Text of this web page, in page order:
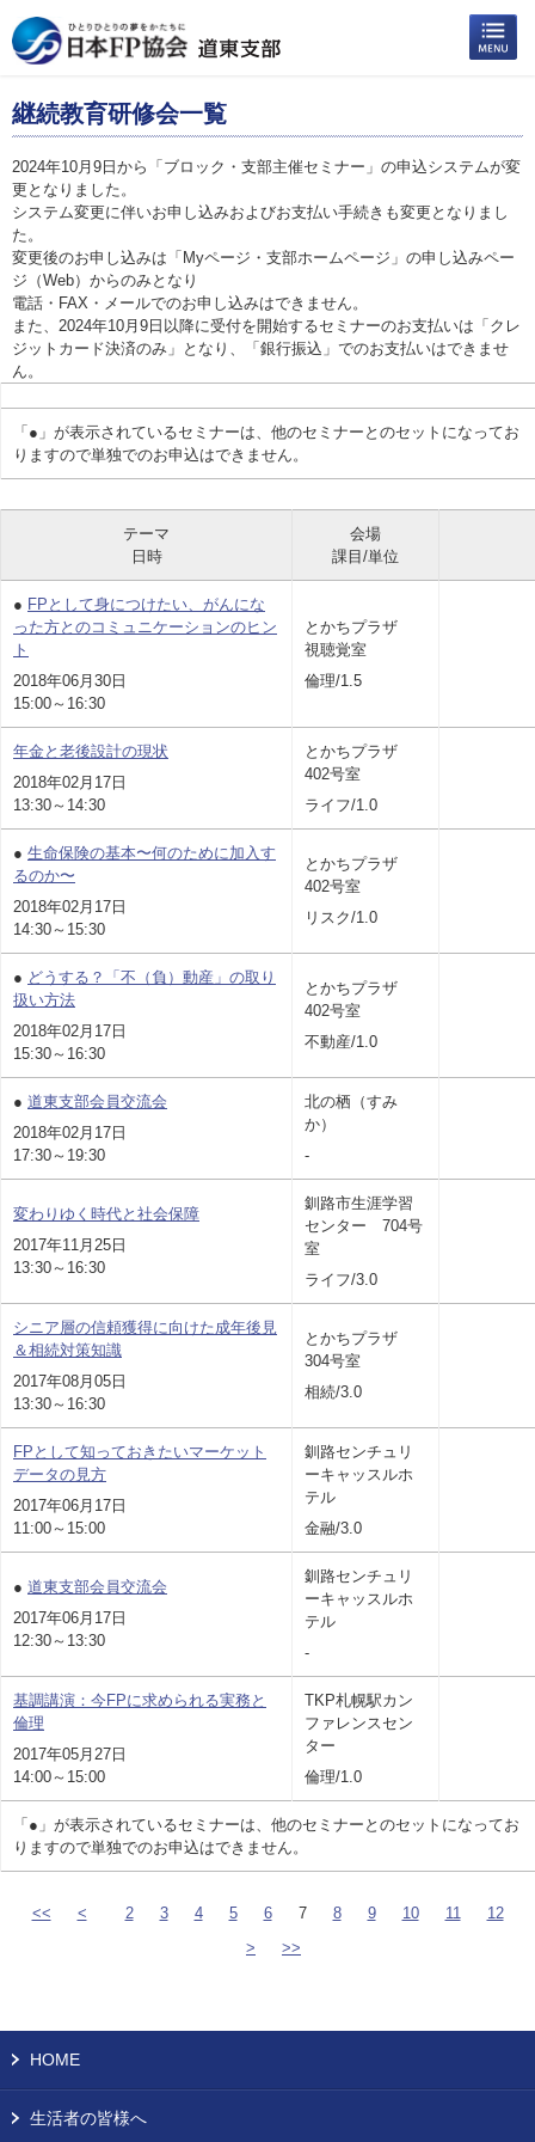
継続教育研修会一覧
2024年10月9日から「ブロック・支部主催セミナー」の申込システムが変
更となりました。
システム変更に伴いお申し込みおよびお支払い手続きも変更となりまし
た。
変更後のお申し込みは「Myページ・支部ホームページ」の申し込みペー
ジ（Web）からのみとなり
電話・FAX・メールでのお申し込みはできません。
また、2024年10月9日以降に受付を開始するセミナーのお支払いは「クレ
ジットカード決済のみ」となり、「銀行振込」でのお支払いはできませ
ん。
「●」が表示されているセミナーは、他のセミナーとのセットになってお
りますので単独でのお申込はできません。
「●」が表示されているセミナーは、他のセミナーとのセットになってお
りますので単独でのお申込はできません。
テーマ
日時
会場
課目/単位
● FPとして身につけたい、がんにな
った方とのコミュニケーションのヒン
ト
2018年06月30日
15:00～16:30
とかちプラザ
視聴覚室
倫理/1.5
年金と老後設計の現状
2018年02月17日
13:30～14:30
とかちプラザ
402号室
ライフ/1.0
● 生命保険の基本〜何のために加入す
るのか〜
2018年02月17日
14:30～15:30
とかちプラザ
402号室
リスク/1.0
● どうする？「不（負）動産」の取り
扱い方法
2018年02月17日
15:30～16:30
とかちプラザ
402号室
不動産/1.0
● 道東支部会員交流会
2018年02月17日
17:30～19:30
北の栖（すみ
か）
-
変わりゆく時代と社会保障
2017年11月25日
13:30～16:30
釧路市生涯学習
センター 704号
室
ライフ/3.0
シニア層の信頼獲得に向けた成年後見
＆相続対策知識
2017年08月05日
13:30～16:30
とかちプラザ
304号室
相続/3.0
FPとして知っておきたいマーケット
データの見方
2017年06月17日
11:00～15:00
釧路センチュリ
ーキャッスルホ
テル
金融/3.0
● 道東支部会員交流会
2017年06月17日
12:30～13:30
釧路センチュリ
ーキャッスルホ
テル
-
基調講演：今FPに求められる実務と
倫理
2017年05月27日
14:00～15:00
TKP札幌駅カン
ファレンスセン
ター
倫理/1.0
<< < 2 3 4 5 6 7 8 9 10 11
12
>
>>
HOME
生活者の皆様へ